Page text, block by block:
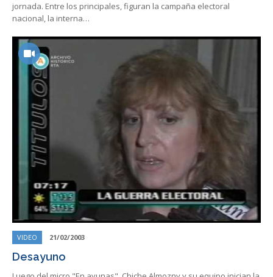
jornada. Entre los principales, figuran la campaña electoral
nacional, la interna…
VIDEO 21/02/2003
Desayuno